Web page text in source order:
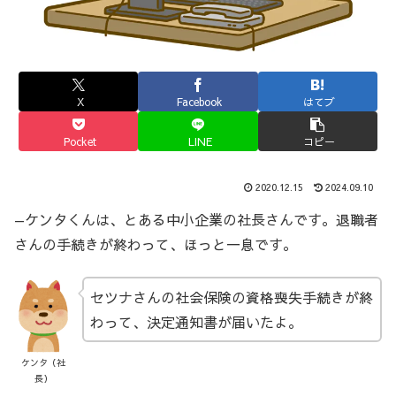
X Facebook はてブ
Pocket LINE コピー
2020.12.15 2024.09.10
—ケンタくんは、とある中小企業の社長さんです。退職者
さんの手続きが終わって、ほっと一息です。
ケンタ（社
長）
セツナさんの社会保険の資格喪失手続きが終
わって、決定通知書が届いたよ。